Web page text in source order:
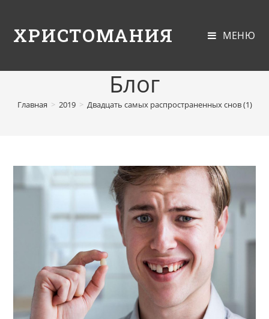
ХРИСТОМАНИЯ МЕНЮ
Блог
Главная > 2019 > Двадцать самых распространенных снов (1)